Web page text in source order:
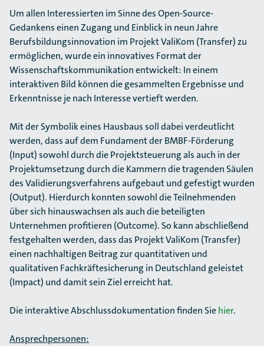
Um allen Interessierten im Sinne des Open-Source-
Gedankens einen Zugang und Einblick in neun Jahre
Berufsbildungsinnovation im Projekt ValiKom (Transfer) zu
ermöglichen, wurde ein innovatives Format der
Wissenschaftskommunikation entwickelt: In einem
interaktiven Bild können die gesammelten Ergebnisse und
Erkenntnisse je nach Interesse vertieft werden.
Mit der Symbolik eines Hausbaus soll dabei verdeutlicht
werden, dass auf dem Fundament der BMBF-Förderung
(Input) sowohl durch die Projektsteuerung als auch in der
Projektumsetzung durch die Kammern die tragenden Säulen
des Validierungsverfahrens aufgebaut und gefestigt wurden
(Output). Hierdurch konnten sowohl die Teilnehmenden
über sich hinauswachsen als auch die beteiligten
Unternehmen profitieren (Outcome). So kann abschließend
festgehalten werden, dass das Projekt ValiKom (Transfer)
einen nachhaltigen Beitrag zur quantitativen und
qualitativen Fachkräftesicherung in Deutschland geleistet
(Impact) und damit sein Ziel erreicht hat.
Die interaktive Abschlussdokumentation finden Siehier.
Ansprechpersonen: